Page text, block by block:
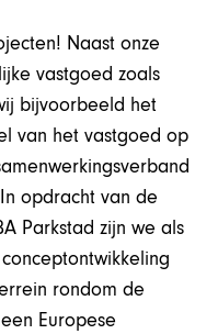
Naast onze
vastgoed zoals
bijvoorbeeld het
van het vastgoed op
opdracht van de
Parkstad zijn we als
rondom de
Europese